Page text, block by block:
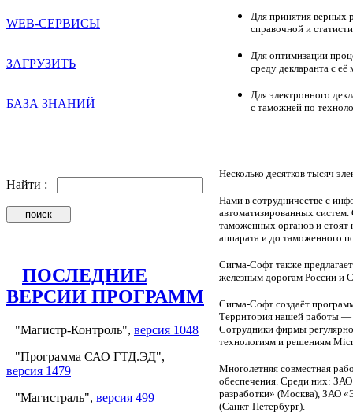
WEB-СЕРВИСЫ
ЗАГРУЗИТЬ
БАЗА ЗНАНИЙ
Найти :
ПОСЛЕДНИЕ
ВЕРСИИ ПРОГРАММ
"Магистр-Контроль", версия 1048
"Программа САО ГТД.ЭД",
версия 1479
"Магистраль", версия 499
Для принятия верных
справочной и
Для оптимизации
среду декларанта с
Для электронного
с таможней по
Несколько десятков тысяч
Нами в сотрудничестве с
автоматизированных
таможенных органов и стоят
аппарата и до таможенного
Сигма-Софт также
железным дорогам России и
Сигма-Cофт создаёт
Территория нашей работы —
Сотрудники фирмы
технологиям и решениям
Многолетняя совместная
обеспечения. Среди них:
разработки» (Москва),
(Санкт-Петербург).